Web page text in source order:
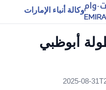
وكالة أنباء الإمارات
أبوظبي
2025-08-